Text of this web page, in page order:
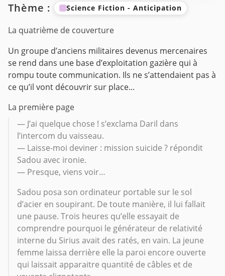
Thème : Science Fiction - Anticipation
La quatrième de couverture
Un groupe d’anciens militaires devenus mercenaires
se rend dans une base d’exploitation gazière qui à
rompu toute communication. Ils ne s’attendaient pas à
ce qu’il vont découvrir sur place...
La première page
— J’ai quelque chose ! s’exclama Daril dans
l’intercom du vaisseau.
— Laisse-moi deviner : mission suicide ? répondit
Sadou avec ironie.
— Presque, viens voir…
Sadou posa son ordinateur portable sur le sol
d’acier en soupirant. De toute manière, il lui fallait
une pause. Trois heures qu’elle essayait de
comprendre pourquoi le générateur de relativité
interne du Sirius avait des ratés, en vain. La jeune
femme laissa derrière elle la paroi encore ouverte
qui laissait apparaitre quantité de câbles et de